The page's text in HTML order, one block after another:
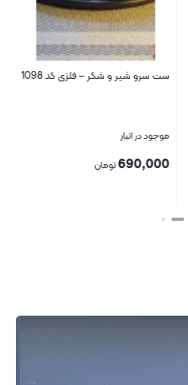
ست سرو شیر و شکر – فلزی کد 1098
موجود در انبار
690,000 تومان
بستن